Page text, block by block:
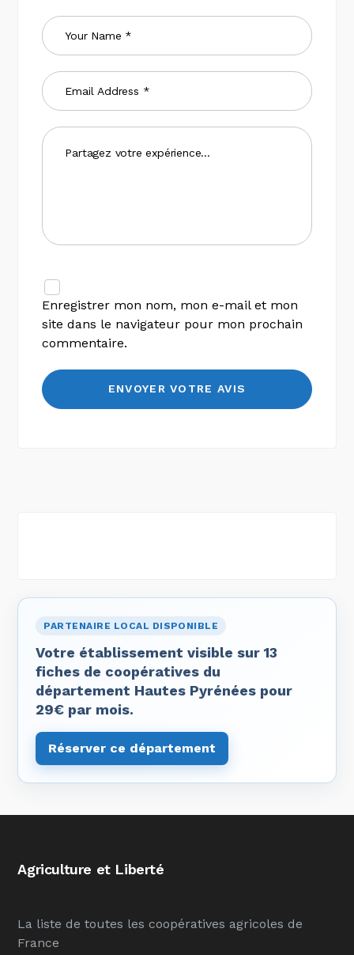
Enregistrer mon nom, mon e-mail et mon
site dans le navigateur pour mon prochain
commentaire.
PARTENAIRE LOCAL DISPONIBLE
Votre établissement visible sur 13
fiches de coopératives du
département Hautes Pyrénées pour
29€ par mois.
Réserver ce département
Agriculture et Liberté
La liste de toutes les coopératives agricoles de
France